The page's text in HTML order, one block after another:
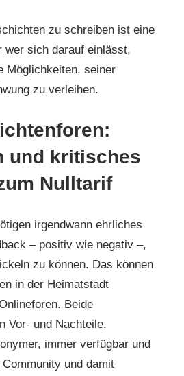
zu schreiben ist eine
wer sich darauf einlässt,
Möglichkeiten, seiner
zu verleihen.
und kritisches
Nulltarif
irgendwann ehrliches
– positiv wie negativ –,
zu können. Das können
in der Heimatstadt
Beide
Vor- und Nachteile.
immer verfügbar und
und damit